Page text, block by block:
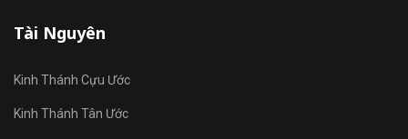
Tài Nguyên
Kinh Thánh Cựu Ước
Kinh Thánh Tân Ước